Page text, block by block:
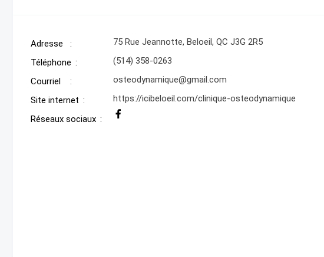
Adresse
75 Rue Jeannotte, Beloeil, QC J3G 2R5
Téléphone
(514) 358-0263
Courriel
osteodynamique@gmail.com
Site internet
https://icibeloeil.com/clinique-osteodynamique
Réseaux sociaux